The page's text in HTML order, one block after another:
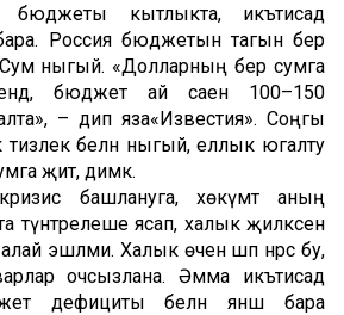
кытлыкта, икътисад
бара. Россия бюджетын тагын бер
Сум ныгый. «Долларның бер сумга
бюджет ай саен 100–150
– дип яза«Известия». Соңгы
тизлек белән ныгый, еллык югалту
җитә, димәк.
башлануга, хөкүмәт аның
ясап, халык җилкәсенә
эшләми. Халык өчен шәп нәрсә бу,
очсызлана. Әмма икътисад
дефициты белән янәшә бара